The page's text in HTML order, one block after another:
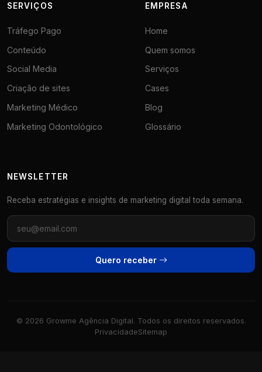
SERVIÇOS
Tráfego Pago
Conteúdo
Social Media
Criação de sites
Marketing Médico
Marketing Odontológico
EMPRESA
Home
Quem somos
Serviços
Cases
Blog
Glossário
NEWSLETTER
Receba estratégias e insights de marketing digital toda semana.
Quero receber
© 2026 Growme Agência Digital. Todos os direitos reservados.
PrivacidadeSitemap